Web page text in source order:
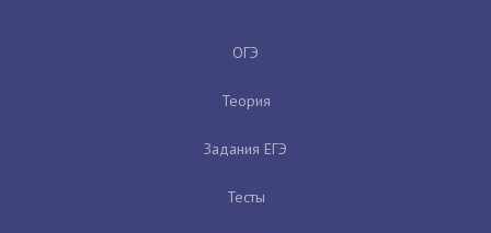
ОГЭ
Теория
Задания ЕГЭ
Тесты